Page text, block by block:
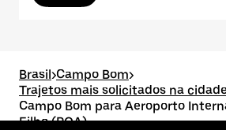
Brasil>Campo Bom>
Trajetos mais solicitados na
Campo Bom para Aeroporto
Filho (POA)